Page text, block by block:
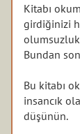
Kitabı
girdiğinizi
Bundan
Bu kitabı
insancık
düşünün.